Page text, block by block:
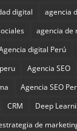
digital
agencia
agencia de
digital Perú
Agencia SEO
Agencia SEO
CRM Deep
de